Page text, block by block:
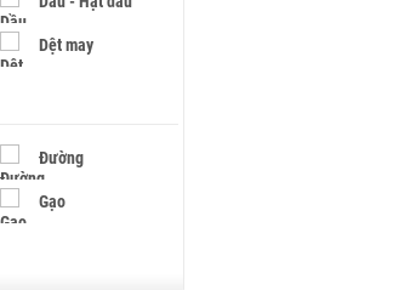
Dệt may
Đường
Gạo